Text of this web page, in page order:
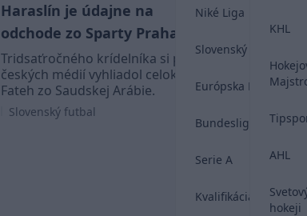
Niké Liga
Slovenský futbal
Európska Liga
Bundesliga
Serie A
Kvalifikácia MS 2026
KHL
AHL
hokeji
Haraslín je údajne na
odchode zo Sparty Praha
Tridsaťročného krídelníka si podľa
českých médií vyhliadol celok Al
Fateh zo Saudskej Arábie.
Slovenský futbal
poplach!
po tejto
Pozrime
Slovenský
obranca a
giganta
Hancko
podcaste
Slovenský